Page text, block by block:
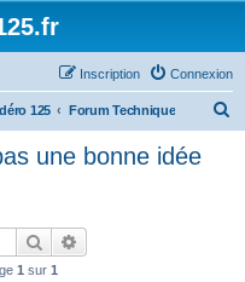
Connexion
Inscription
125 Forum Technique
une bonne idée
Rechercher
1 sur 1